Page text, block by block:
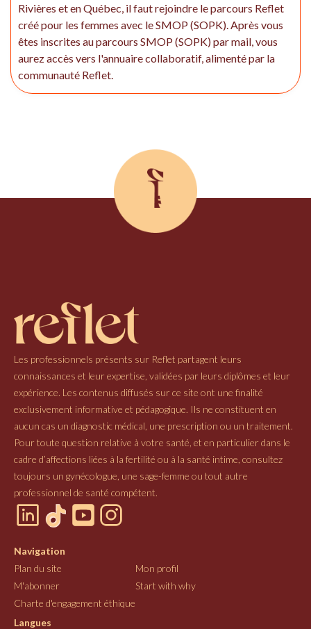
Rivières et en Québec, il faut rejoindre le parcours Reflet
créé pour les femmes avec le SMOP (SOPK). Après vous
êtes inscrites au parcours SMOP (SOPK) par mail, vous
aurez accès vers l'annuaire collaboratif, alimenté par la
communauté Reflet.
Les professionnels présents sur Reflet partagent leurs
connaissances et leur expertise, validées par leurs diplômes et leur
expérience. Les contenus diffusés sur ce site ont une finalité
exclusivement informative et pédagogique. Ils ne constituent en
aucun cas un diagnostic médical, une prescription ou un traitement.
Pour toute question relative à votre santé, et en particulier dans le
cadre d’affections liées à la fertilité ou à la santé intime, consultez
toujours un gynécologue, une sage-femme ou tout autre
professionnel de santé compétent.
Navigation
Plan du site
Mon profil
M'abonner
Start with why
Charte d'engagement éthique
Langues